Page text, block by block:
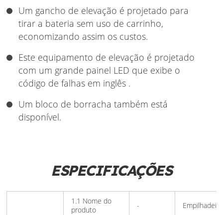
Um gancho de elevação é projetado para
tirar a bateria sem uso de carrinho,
economizando assim os custos.
Este equipamento de elevação é projetado
com um grande painel LED que exibe o
código de falhas em inglês .
Um bloco de borracha também está
disponível.
ESPECIFICAÇÕES
1.1 Nome do
produto
- Empilhadeira